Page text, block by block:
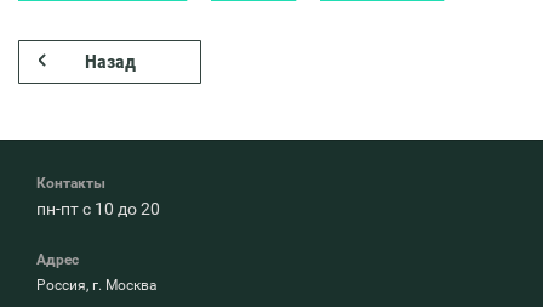
Назад
Контакты
пн-пт с 10 до 20
Адрес
Россия, г. Москва